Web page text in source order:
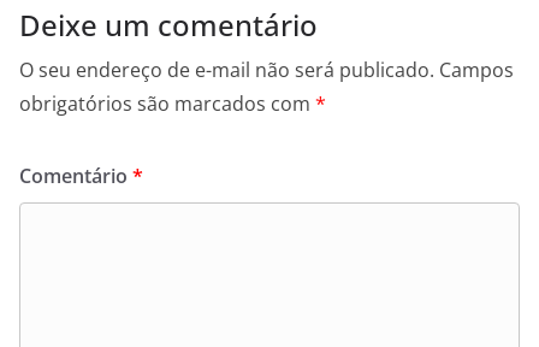
o
k
p
Deixe um comentário
O seu endereço de e-mail não será publicado. Campos
obrigatórios são marcados com *
Comentário *